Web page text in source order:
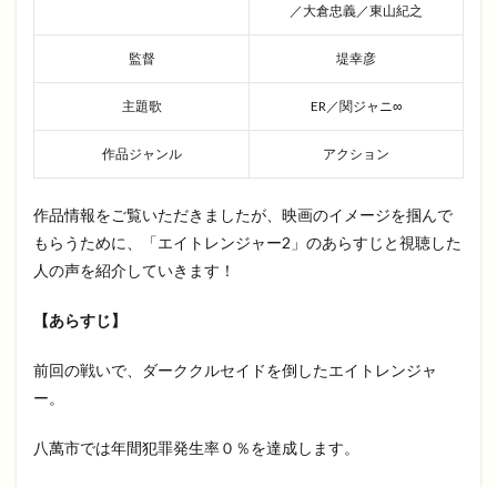
／大倉忠義／東山紀之
監督 堤幸彦
主題歌 ER／関ジャニ∞
作品ジャンル アクション
作品情報をご覧いただきましたが、映画のイメージを掴んで
もらうために、「エイトレンジャー2」のあらすじと視聴した
人の声を紹介していきます！
【あらすじ】
前回の戦いで、ダーククルセイドを倒したエイトレンジャ
ー。
八萬市では年間犯罪発生率０％を達成します。